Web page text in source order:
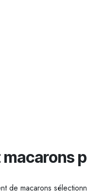
de macarons